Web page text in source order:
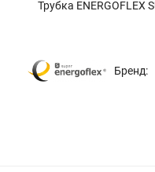
Трубка ENERGOFLEX
Бренд: